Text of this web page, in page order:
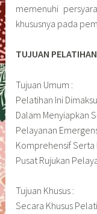
memenuhi
khususnya pada
TUJUAN
Tujuan Umum :
Pelatihan Ini
Dalam Menyiapkan
Pelayanan
Komprehensif Serta
Pusat Rujukan
Tujuan Khusus :
Secara Khusus